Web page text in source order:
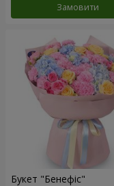
Замовити
Букет "Бенефіс"